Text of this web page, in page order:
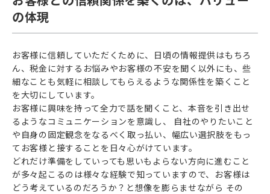
の体現
お客様に信頼していただくために、日頃の情報提供はもちろ
ん、税金に対するお悩みやお客様の不安を聞く以外にも、些
細なことも気軽に相談してもらえるような関係性を築くこと
を大切にしています。
お客様に興味を持って全力で話を聞くこと、本音を引き出せ
るようなコミュニケーションを意識し、 自社のやりたいこと
や自身の固定観念をなるべく取っ払い、幅広い選択肢をもっ
てお客様と接することを日々心がけています。
どれだけ準備をしていっても思いもよらない方向に進むこと
が多々起こるのは様々な経験で知っていますので、お客様は
どう考えているのだろうか？と想像を膨らませながら その